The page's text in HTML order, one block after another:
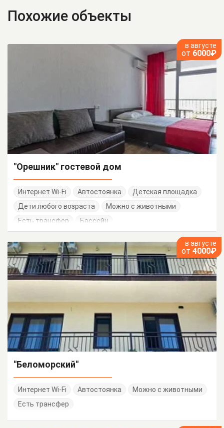
Похожие объекты
в августе
от 6000₽
"Орешник" гостевой дом
Интернет Wi-Fi Автостоянка
Детская площадка
Дети любого возраста
Можно с животными
Есть трансфер
Бассейн
в августе
от 4000₽
"Беломорский"
Интернет Wi-Fi Автостоянка
Можно с животными
Есть трансфер